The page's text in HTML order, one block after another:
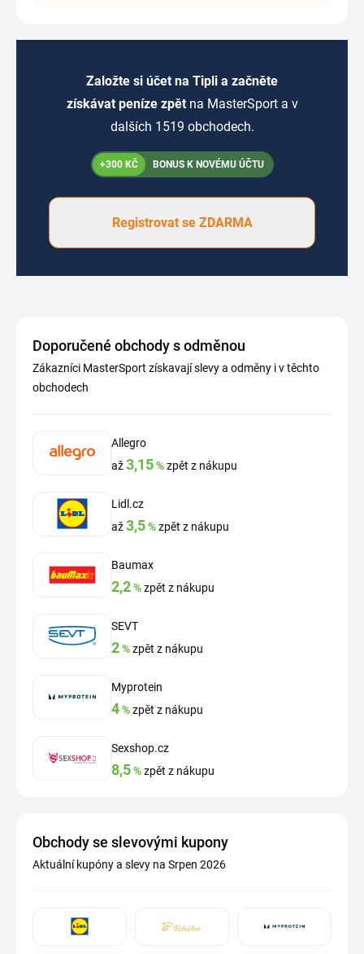
Založte si účet na Tipli a začněte
získávat peníze zpět na MasterSport a v
dalších 1519 obchodech.
+300 KČ BONUS K NOVÉMU ÚČTU
Registrovat se ZDARMA
Doporučené obchody s odměnou
Zákazníci MasterSport získavají slevy a odměny i v těchto
obchodech
Allegro
až3,15%zpět z nákupu
Lidl.cz
až3,5%zpět z nákupu
Baumax
2,2%zpět z nákupu
SEVT
2%zpět z nákupu
Myprotein
4%zpět z nákupu
Sexshop.cz
8,5%zpět z nákupu
Obchody se slevovými kupony
Aktuální kupóny a slevy na Srpen 2026